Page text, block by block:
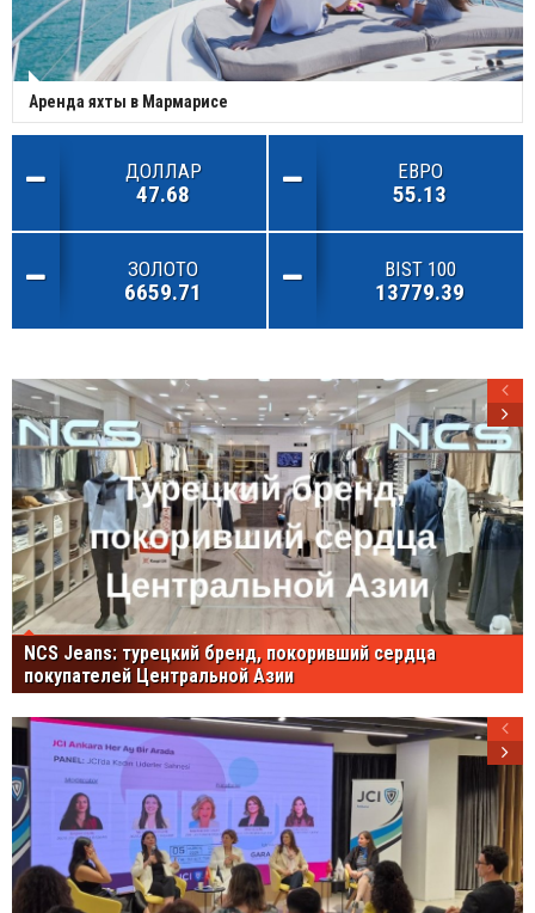
Аренда яхты в Мармарисе
ДОЛЛАР
47.68
ЕВРО
55.13
ЗОЛОТО
6659.71
BIST 100
13779.39
NCS Jeans: турецкий бренд, покоривший сердца
покупателей Центральной Азии